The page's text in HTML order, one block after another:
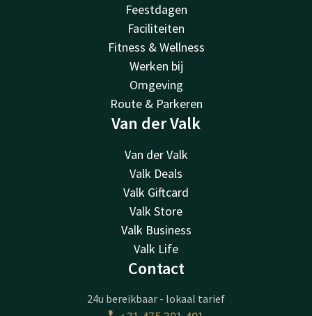
Feestdagen
Faciliteiten
Fitness & Wellness
Werken bij
Omgeving
Route & Parkeren
Van der Valk
Van der Valk
Valk Deals
Valk Giftcard
Valk Store
Valk Business
Valk Life
Contact
24u bereikbaar - lokaal tarief